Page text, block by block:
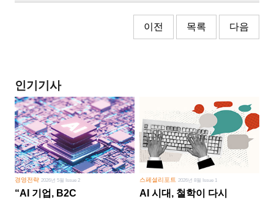
이전 목록 다음
인기기사
경영전략 2026년 5월 Issue 2
“AI 기업, B2C
스페셜리포트 2026년 8월 Issue 1
AI 시대, 철학이 다시